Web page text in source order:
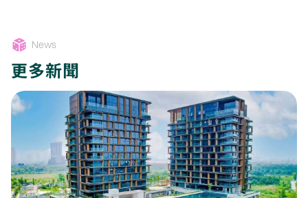
News
更多新聞